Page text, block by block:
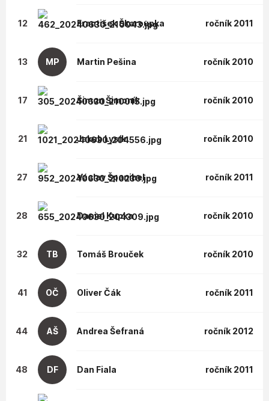
12 FrantišekŠkaroupka ročník 2011
13 MP Martin Pešina ročník 2010
17 ŠimonŠimoník ročník 2010
21 JakubLysík ročník 2010
27 VáclavŠpanihel ročník 2011
28 DanielKupka ročník 2010
32 TB Tomáš Brouček ročník 2010
41 OČ OliverČák ročník 2011
44 AŠ Andrea Šefraná ročník 2012
48 DF Dan Fiala ročník 2011